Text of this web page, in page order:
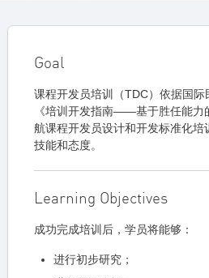
Goal
课程开发员培训（TDC）依据国
《培训开发指南——基于胜任能力
航课程开发员设计和开发标准化培
技能和态度。
Learning Objectives
成功完成培训后，学员将能够：
进行初步研究；